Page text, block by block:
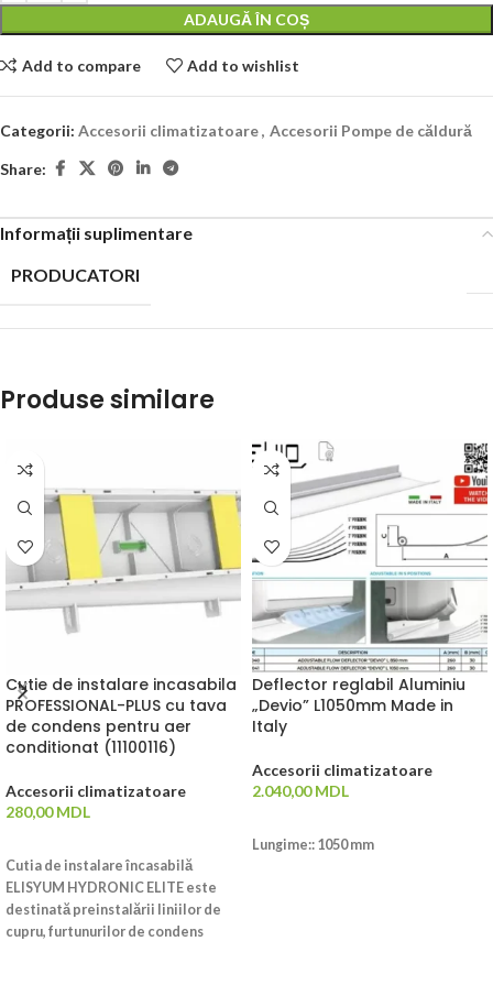
ADAUGĂ ÎN COȘ
Add to compare Add to wishlist
Categorii: Accesorii climatizatoare, Accesorii Pompe de căldură
Share:
Informații suplimentare
PRODUCATORI
Produse similare
Cutie de instalare incasabila
PROFESSIONAL-PLUS cu tava
de condens pentru aer
conditionat (11100116)
Accesorii climatizatoare
280,00MDL
Cutia de instalare încasabilă
ELISYUM HYDRONIC ELITE este
destinată preinstalării liniilor de
cupru, furtunurilor de condens
Deflector reglabil Aluminiu
„Devio” L1050mm Made in
Italy
Accesorii climatizatoare
2.040,00MDL
Lungime:: 1050 mm